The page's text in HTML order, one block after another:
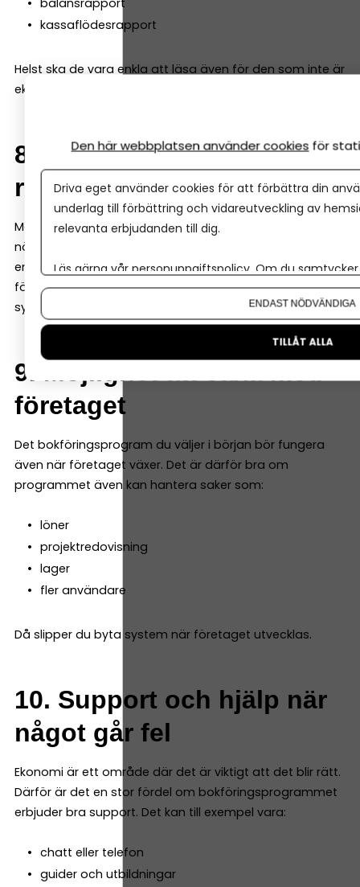
balansrapport
kassaflödesrapport
Helst ska de vara enkla att läsa även för den som inte är
ekonom.
8. Samarbete med
redovisningskonsult
Många företag väljer att anlita en redovisningskonsult
när de växer. Då är det viktigt att programmet gör det
enkelt att dela bokföringen. Många system låter både
företagaren och redovisningskonsulten arbeta i samma
system samtidigt.
9. Möjlighet att växa med
företaget
Det bokföringsprogram du väljer i början bör fungera
även när företaget växer. Det är därför bra om
programmet även kan hantera saker som:
löner
projektredovisning
lager
fler användare
Då slipper du byta system när företaget utvecklas.
10. Support och hjälp när
något går fel
Ekonomi är ett område där det är viktigt att det blir rätt.
Därför är det en stor fördel om bokföringsprogrammet
erbjuder bra support. Det kan till exempel vara:
chatt eller telefon
guider och utbildningar
Den här webbplatsen använder cookies för
Driva eget använder cookies för att förbättra din
underlag till förbättring och vidareutveckling av
relevanta erbjudanden till dig.
Läs gärna vår personuppgiftspolicy. Om du
Om du vill ändra ditt val i efterhand hittar du den
ENDAST NÖDVÄNDIGA
TILLÅT ALLA